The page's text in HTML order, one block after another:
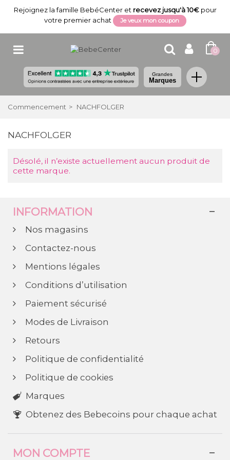
Rejoignez la famille BebéCenter et recevez jusqu'à 10€pour
votre premier achat
Je veux mon coupon
0
Grandes
Marques
Commencement > NACHFOLGER
NACHFOLGER
Désolé, il n’existe actuellement aucun produit de
cette marque.
INFORMATION
Nos magasins
Contactez-nous
Mentions légales
Conditions d’utilisation
Paiement sécurisé
Modes de Livraison
Retours
Politique de confidentialité
Politique de cookies
Marques
Obtenez des Bebecoins pour chaque achat
MON COMPTE